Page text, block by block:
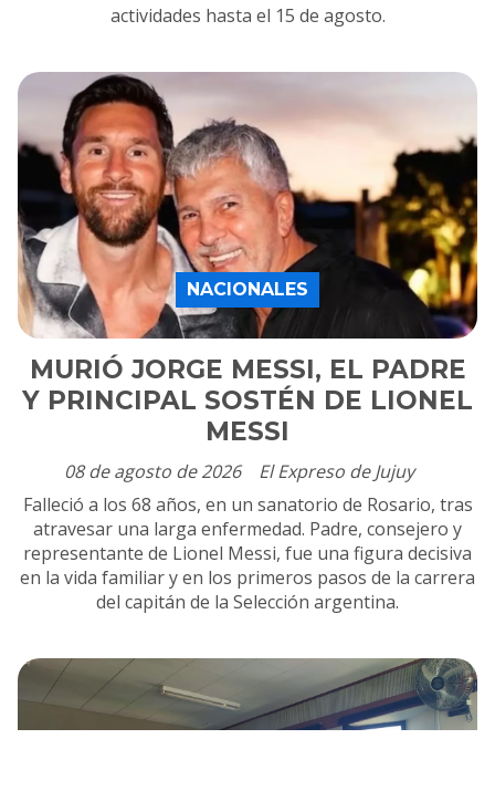
actividades hasta el 15 de agosto.
MURIÓ JORGE MESSI, EL PADRE
Y PRINCIPAL SOSTÉN DE LIONEL
MESSI
El Expreso de Jujuy
NACIONALES
08 de agosto de 2026
Falleció a los 68 años, en un sanatorio de Rosario, tras
atravesar una larga enfermedad. Padre, consejero y
representante de Lionel Messi, fue una figura decisiva
en la vida familiar y en los primeros pasos de la carrera
del capitán de la Selección argentina.